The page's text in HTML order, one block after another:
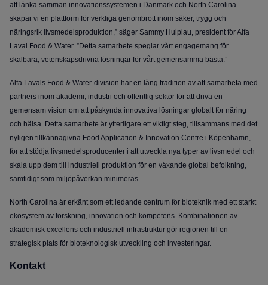
att länka samman innovationssystemen i Danmark och North Carolina
skapar vi en plattform för verkliga genombrott inom säker, trygg och
näringsrik livsmedelsproduktion,” säger Sammy Hulpiau, president för Alfa
Laval Food & Water. ”Detta samarbete speglar vårt engagemang för
skalbara, vetenskapsdrivna lösningar för vårt gemensamma bästa.”
Alfa Lavals Food & Water-division har en lång tradition av att samarbeta med
partners inom akademi, industri och offentlig sektor för att driva en
gemensam vision om att påskynda innovativa lösningar globalt för näring
och hälsa. Detta samarbete är ytterligare ett viktigt steg, tillsammans med det
nyligen tillkännagivna Food Application & Innovation Centre i Köpenhamn,
för att stödja livsmedelsproducenter i att utveckla nya typer av livsmedel och
skala upp dem till industriell produktion för en växande global befolkning,
samtidigt som miljöpåverkan minimeras.
North Carolina är erkänt som ett ledande centrum för bioteknik med ett starkt
ekosystem av forskning, innovation och kompetens. Kombinationen av
akademisk excellens och industriell infrastruktur gör regionen till en
strategisk plats för bioteknologisk utveckling och investeringar.
Kontakt